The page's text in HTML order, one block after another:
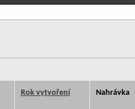
Rok vytvoření Nahrávka